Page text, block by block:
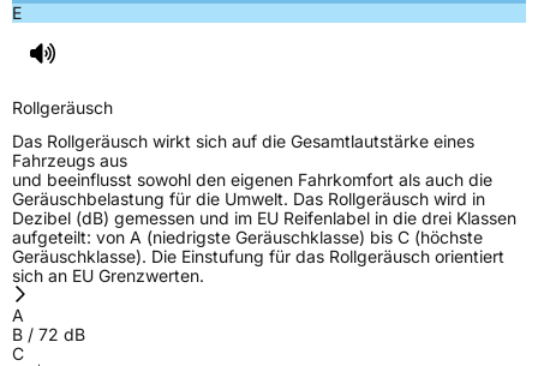
E
Rollgeräusch
Das Rollgeräusch wirkt sich auf die Gesamtlautstärke eines
Fahrzeugs aus
und beeinflusst sowohl den eigenen Fahrkomfort als auch die
Geräuschbelastung für die Umwelt. Das Rollgeräusch wird in
Dezibel (dB) gemessen und im EU Reifenlabel in die drei Klassen
aufgeteilt: von A (niedrigste Geräuschklasse) bis C (höchste
Geräuschklasse). Die Einstufung für das Rollgeräusch orientiert
sich an EU Grenzwerten.
A
B / 72 dB
C